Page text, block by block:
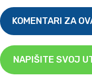
KOMENTARI ZA
NAPIŠITE SVOJ